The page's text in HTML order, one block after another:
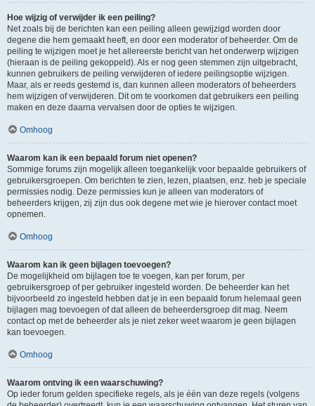
Hoe wijzig of verwijder ik een peiling?
Net zoals bij de berichten kan een peiling alleen gewijzigd worden door
degene die hem gemaakt heeft, en door een moderator of beheerder. Om de
peiling te wijzigen moet je het allereerste bericht van het onderwerp wijzigen
(hieraan is de peiling gekoppeld). Als er nog geen stemmen zijn uitgebracht,
kunnen gebruikers de peiling verwijderen of iedere peilingsoptie wijzigen.
Maar, als er reeds gestemd is, dan kunnen alleen moderators of beheerders
hem wijzigen of verwijderen. Dit om te voorkomen dat gebruikers een peiling
maken en deze daarna vervalsen door de opties te wijzigen.
Omhoog
Waarom kan ik een bepaald forum niet openen?
Sommige forums zijn mogelijk alleen toegankelijk voor bepaalde gebruikers of
gebruikersgroepen. Om berichten te zien, lezen, plaatsen, enz. heb je speciale
permissies nodig. Deze permissies kun je alleen van moderators of
beheerders krijgen, zij zijn dus ook degene met wie je hierover contact moet
opnemen.
Omhoog
Waarom kan ik geen bijlagen toevoegen?
De mogelijkheid om bijlagen toe te voegen, kan per forum, per
gebruikersgroep of per gebruiker ingesteld worden. De beheerder kan het
bijvoorbeeld zo ingesteld hebben dat je in een bepaald forum helemaal geen
bijlagen mag toevoegen of dat alleen de beheerdersgroep dit mag. Neem
contact op met de beheerder als je niet zeker weet waarom je geen bijlagen
kan toevoegen.
Omhoog
Waarom ontving ik een waarschuwing?
Op ieder forum gelden specifieke regels, als je één van deze regels (volgens